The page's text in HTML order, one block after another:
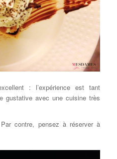
: l’expérience est tant
gustative avec une cuisine très
contre, pensez à réserver à